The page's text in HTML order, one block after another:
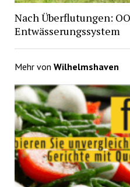
Nach Überflutungen:
Entwässerungssystem
Mehr von Wilhelmshaven